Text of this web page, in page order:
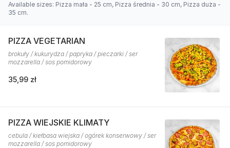
Available sizes: Pizza mała - 25 cm, Pizza średnia - 30 cm, Pizza duża -
35 cm.
PIZZA VEGETARIAN
brokuły / kukurydza / papryka / pieczarki / ser
mozzarella / sos pomidorowy
35,99 zł
PIZZA WIEJSKIE KLIMATY
cebula / kiełbasa wiejska / ogórek konserwowy / ser
mozzarella / sos pomidorowy